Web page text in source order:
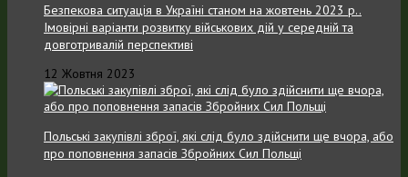
Безпекова ситуація в Україні станом на жовтень 2023 р..
Імовірні варіанти розвитку військових дій у середній та
довготривалій перспективі
12 Жовтня 2023
Польські закупівлі зброї, які слід було здійснити ще вчора, або
про поповнення запасів Збройних Cил Польщі